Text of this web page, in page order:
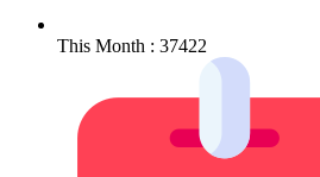
This Month : 37422